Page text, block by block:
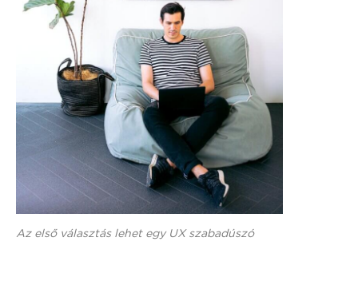
Az első választás lehet egy UX szabadúszó